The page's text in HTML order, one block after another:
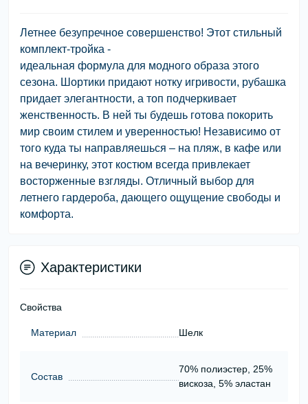
Летнее безупречное совершенство! Этот стильный
комплект-тройка -
идеальная формула для модного образа этого
сезона. Шортики придают нотку игривости, рубашка
придает элегантности, а топ подчеркивает
женственность. В ней ты будешь готова покорить
мир своим стилем и уверенностью! Независимо от
того куда ты направляешься – на пляж, в кафе или
на вечеринку, этот костюм всегда привлекает
восторженные взгляды. Отличный выбор для
летнего гардероба, дающего ощущение свободы и
комфорта.
Характеристики
Свойства
Материал Шелк
Состав
70% полиэстер, 25%
вискоза, 5% эластан